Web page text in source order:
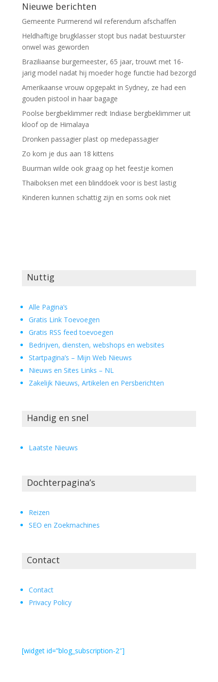
Nieuwe berichten
Gemeente Purmerend wil referendum afschaffen
Heldhaftige brugklasser stopt bus nadat bestuurster
onwel was geworden
Braziliaanse burgemeester, 65 jaar, trouwt met 16-
jarig model nadat hij moeder hoge functie had bezorgd
Amerikaanse vrouw opgepakt in Sydney, ze had een
gouden pistool in haar bagage
Poolse bergbeklimmer redt Indiase bergbeklimmer uit
kloof op de Himalaya
Dronken passagier plast op medepassagier
Zo kom je dus aan 18 kittens
Buurman wilde ook graag op het feestje komen
Thaiboksen met een blinddoek voor is best lastig
Kinderen kunnen schattig zijn en soms ook niet
Nuttig
Alle Pagina’s
Gratis Link Toevoegen
Gratis RSS feed toevoegen
Bedrijven, diensten, webshops en websites
Startpagina’s – Mijn Web Nieuws
Nieuws en Sites Links – NL
Zakelijk Nieuws, Artikelen en Persberichten
Handig en snel
Laatste Nieuws
Dochterpagina’s
Reizen
SEO en Zoekmachines
Contact
Contact
Privacy Policy
[widget id=”blog_subscription-2″]